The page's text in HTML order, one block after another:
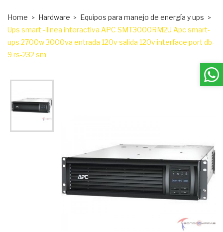
Home Hardware
Equipos para manejo de energía y ups
Ups smart - linea interactiva APC SMT3000RM2U Apc smart-
ups 2700w 3000va entrada 120v salida 120v interface port db-
9 rs-232 sm